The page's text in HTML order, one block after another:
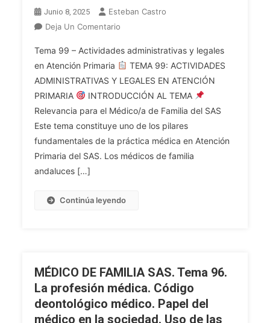
Junio 8, 2025
Esteban Castro
Deja Un Comentario
DE
FAMILIA
SAS.
Tema
99.
Actividades
Administrativas
Primaria.
De
Defunción
Y
Otros.
Tema 99 – Actividades administrativas y legales
en Atención Primaria
TEMA 99: ACTIVIDADES
ADMINISTRATIVAS Y LEGALES EN ATENCIÓN
PRIMARIA
INTRODUCCIÓN AL TEMA
Relevancia para el Médico/a de Familia del SAS
Este tema constituye uno de los pilares
fundamentales de la práctica médica en Atención
Primaria del SAS. Los médicos de familia
andaluces […]
Continúa leyendo
MÉDICO DE FAMILIA SAS. Tema 96.
La profesión médica. Código
deontológico médico. Papel del
médico en la sociedad. Uso de las